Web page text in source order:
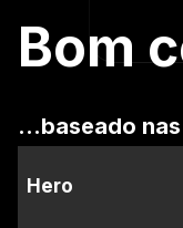
Bom
...baseado
Hero